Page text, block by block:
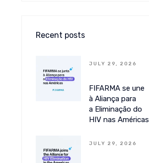
Recent posts
JULY 29, 2026
FIFARMA se une
à Aliança para
a Eliminação do
HIV nas Américas
JULY 29, 2026